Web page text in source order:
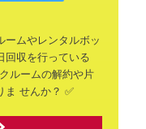
ームやレンタルボッ
回収を行っている
ルームの解約や片
ま せんか？ ✅